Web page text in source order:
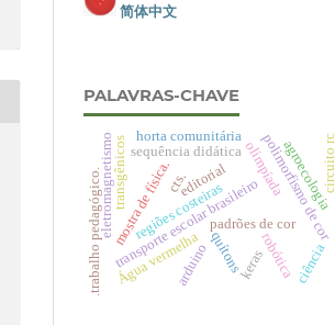
简体中文
PALAVRAS-CHAVE
editorial olimpíada
transporte escolar brasileiro
padrões de corpolimorfismo de cor
quítons
regiões costeiras
robótica
keras
mostra de física.
sequência didática
transgênicos cts.
horta comunitária
Água vermelha
agroecologia
eletromagnetismo
.trabalho pedagógico. ciência
arduino
circuito rc